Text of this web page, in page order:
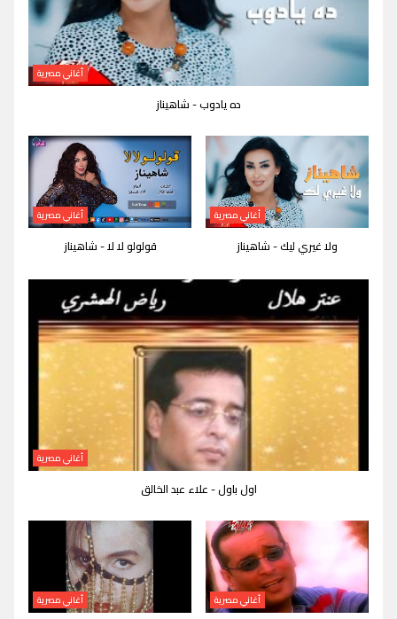
أغاني مصرية
ده يادوب - شاهيناز
أغاني مصرية
ولا غيري ليك - شاهيناز
أغاني مصرية
قولولو لا لا - شاهيناز
أغاني مصرية
اول باول - علاء عبد الخالق
أغاني مصرية أغاني مصرية